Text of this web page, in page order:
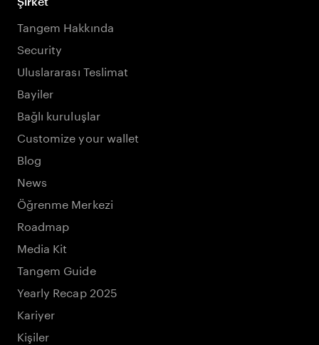
Tangem Hakkında
Security
Uluslararası Teslimat
Bayiler
Bağlı kuruluşlar
Customize your wallet
Blog
News
Öğrenme Merkezi
Roadmap
Media Kit
Tangem Guide
Yearly Recap 2025
Kariyer
Kişiler